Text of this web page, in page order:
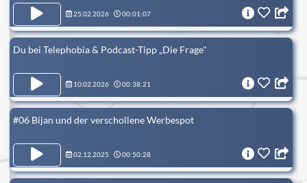
25.02.2026 00:01:07
Du bei Telephobia & Podcast-Tipp „Die Frage"
10.02.2026 00:38:21
#06 Bijan und der verschollene Werbespot
02.12.2025 00:50:28